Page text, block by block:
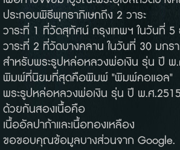
ประกอบพิธีพุทธาภิเษกถึง 2 วาระ
วาระที่ 1 ที่วัดสุทัศน์ กรุงเทพฯ ในวันที่
วาระที่ 2 ที่วัดบางคลาน ในวันที่ 30 มก
สำหรับพระรูปหล่อหลวงพ่อเงิน รุ่น ปี พ
พิมพ์ที่นิยมที่สุดคือพิมพ์ "พิมพ์คอแอล"
พระรูปหล่อหลวงพ่อเงิน รุ่น ปี พ.ศ
ด้วยกันสองเนื้อคือ
เนื้ออัลปาก้าและเนื้อทองเหลือง
ขอขอบคุณข้อมูลบางส่วนจาก Google.